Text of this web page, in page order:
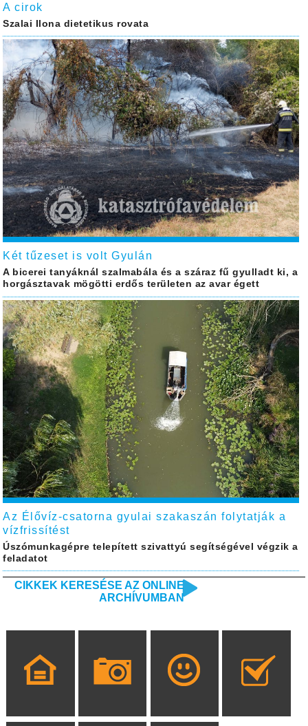
A cirok
Szalai Ilona dietetikus rovata
Két tűzeset is volt Gyulán
A bicerei tanyáknál szalmabála és a száraz fű gyulladt ki, a
horgásztavak mögötti erdős területen az avar égett
Az Élővíz-csatorna gyulai szakaszán folytatják a
vízfrissítést
Úszómunkagépre telepített szivattyú segítségével végzik a
feladatot
CIKKEK KERESÉSE AZ ONLINE
ARCHÍVUMBAN